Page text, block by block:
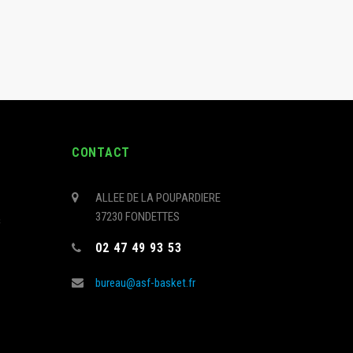
CONTACT
ALLEE DE LA POUPARDIERE
37230 FONDETTES
02 47 49 93 53
bureau@asf-basket.fr